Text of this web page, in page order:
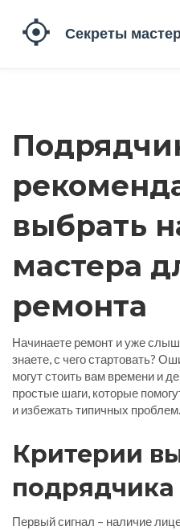
выбрать
мастера
ремонта
Начинаете ремонт и уже
знаете, с чего стартовать?
могут стоить вам времени и
простые шаги, которые
и избежать типичных проблем.
Критерии
подрядчика
Первый сигнал – наличие